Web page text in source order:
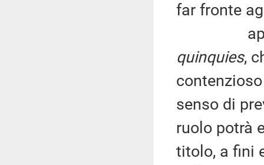
far fronte
appare
quinquies,
senso di
ruolo potrà
titolo, a fini